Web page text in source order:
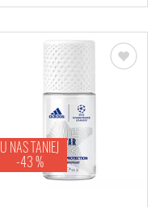
U NAS TANIEJ
-43 %